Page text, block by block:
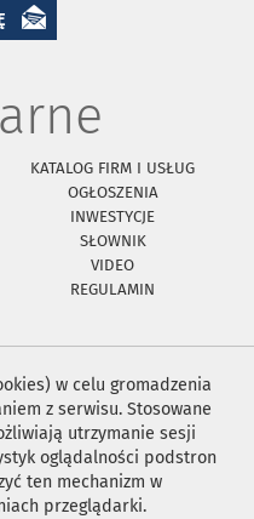
KATALOG FIRM I USŁUG
OGŁOSZENIA
INWESTYCJE
SŁOWNIK
VIDEO
REGULAMIN
w celu gromadzenia
z serwisu. Stosowane
utrzymanie sesji
oglądalności podstron
ten mechanizm w
przeglądarki.